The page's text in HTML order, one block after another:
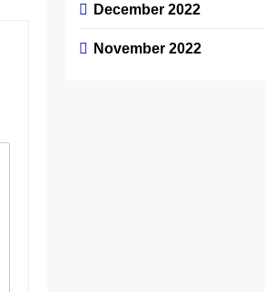
December 2022
November 2022